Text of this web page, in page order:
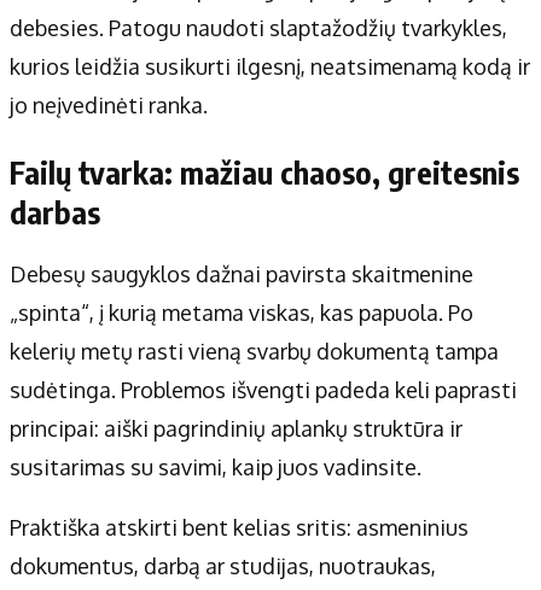
debesies. Patogu naudoti slaptažodžių tvarkykles,
kurios leidžia susikurti ilgesnį, neatsimenamą kodą ir
jo neįvedinėti ranka.
Failų tvarka: mažiau chaoso, greitesnis
darbas
Debesų saugyklos dažnai pavirsta skaitmenine
„spinta“, į kurią metama viskas, kas papuola. Po
kelerių metų rasti vieną svarbų dokumentą tampa
sudėtinga. Problemos išvengti padeda keli paprasti
principai: aiški pagrindinių aplankų struktūra ir
susitarimas su savimi, kaip juos vadinsite.
Praktiška atskirti bent kelias sritis: asmeninius
dokumentus, darbą ar studijas, nuotraukas,